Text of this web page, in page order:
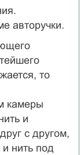
авторучки.
то
камеры
и
с другом,
нить под